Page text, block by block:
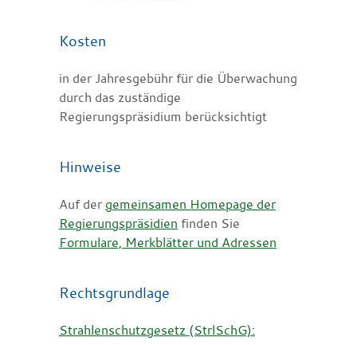
Kosten
in der Jahresgebühr für die Überwachung
durch das zuständige
Regierungspräsidium berücksichtigt
Hinweise
Auf der gemeinsamen Homepage der
Regierungspräsidien finden Sie
Formulare, Merkblätter und Adressen
Rechtsgrundlage
Strahlenschutzgesetz (StrlSchG):